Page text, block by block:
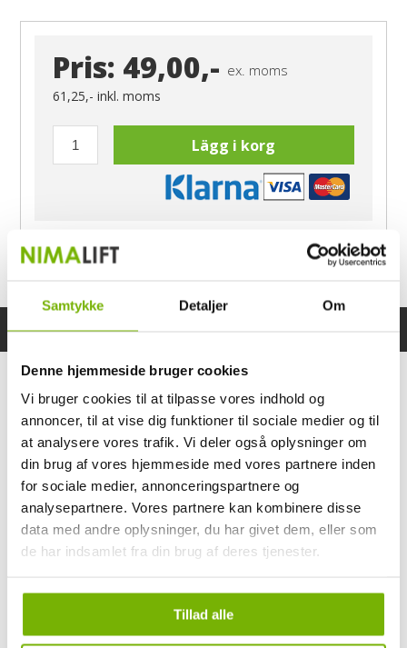
Samtykke Detaljer Om
Denne hjemmeside bruger cookies
Vi bruger cookies til at tilpasse vores indhold og
annoncer, til at vise dig funktioner til sociale medier og til
at analysere vores trafik. Vi deler også oplysninger om
din brug af vores hjemmeside med vores partnere inden
for sociale medier, annonceringspartnere og
analysepartnere. Vores partnere kan kombinere disse
data med andre oplysninger, du har givet dem, eller som
de har indsamlet fra din brug af deres tjenester.
Tillad alle
Pris: 49,00,- ex. moms
61,25,-inkl. moms
Lägg i korg
Specifikationer